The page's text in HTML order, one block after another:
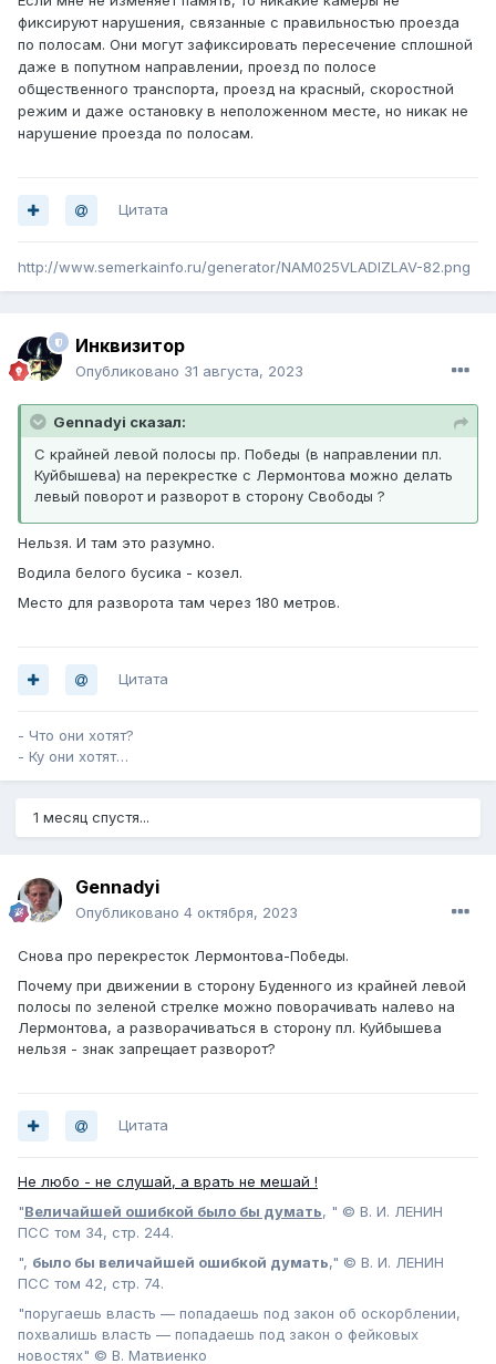
фиксируют нарушения, связанные с правильностью проезда
по полосам. Они могут зафиксировать пересечение сплошной
даже в попутном направлении, проезд по полосе
общественного транспорта, проезд на красный, скоростной
режим и даже остановку в неположенном месте, но никак не
нарушение проезда по полосам.
Цитата
http://www.semerkainfo.ru/generator/NAM025VLADIZLAV-82.png
Инквизитор
Опубликовано 31 августа, 2023
Gennadyi сказал:
С крайней левой полосы пр. Победы (в направлении пл.
Куйбышева) на перекрестке с Лермонтова можно делать
левый поворот и разворот в сторону Свободы ?
Нельзя. И там это разумно.
Водила белого бусика - козел.
Место для разворота там через 180 метров.
Цитата
- Что они хотят?
- Ку они хотят…
1 месяц спустя...
Gennadyi
Опубликовано 4 октября, 2023
Снова про перекресток Лермонтова-Победы.
Почему при движении в сторону Буденного из крайней левой
полосы по зеленой стрелке можно поворачивать налево на
Лермонтова, а разворачиваться в сторону пл. Куйбышева
нельзя - знак запрещает разворот?
Цитата
Не любо - не слушай, а врать не мешай !
"Величайшей ошибкой было бы думать, " © В. И. ЛЕНИН
ПСС том 34, стр. 244.
", было бы величайшей ошибкой думать," © В. И. ЛЕНИН
ПСС том 42, стр. 74.
"поругаешь власть — попадаешь под закон об оскорблении,
похвалишь власть — попадаешь под закон о фейковых
новостях" © В. Матвиенко